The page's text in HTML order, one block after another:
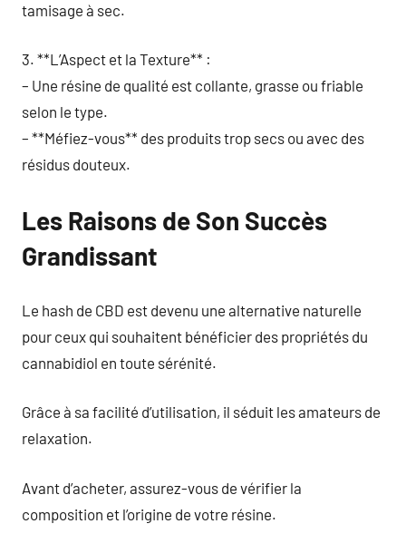
tamisage à sec.
3. **L’Aspect et la Texture** :
– Une résine de qualité est collante, grasse ou friable
selon le type.
– **Méfiez-vous** des produits trop secs ou avec des
résidus douteux.
Les Raisons de Son Succès
Grandissant
Le hash de CBD est devenu une alternative naturelle
pour ceux qui souhaitent bénéficier des propriétés du
cannabidiol en toute sérénité.
Grâce à sa facilité d’utilisation, il séduit les amateurs de
relaxation.
Avant d’acheter, assurez-vous de vérifier la
composition et l’origine de votre résine.